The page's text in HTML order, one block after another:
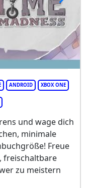
ANDROID XBOX ONE
und wage dich
minimale
Freue
freischaltbare
zu meistern